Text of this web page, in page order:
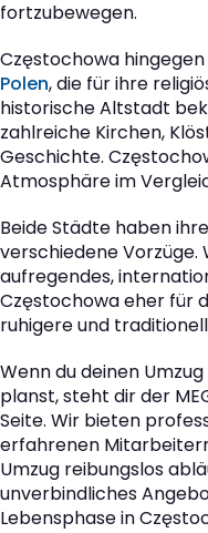
fortzubewegen.
Częstochowa
Polen, die für ihre
historische Altstadt
zahlreiche Kirchen,
Geschichte.
Atmosphäre im
Beide Städte haben
verschiedene Vorzüge.
aufregendes,
Częstochowa eher für
ruhigere und
Wenn du deinen
planst, steht dir der
Seite. Wir bieten
erfahrenen
Umzug reibungslos
unverbindliches
Lebensphase in